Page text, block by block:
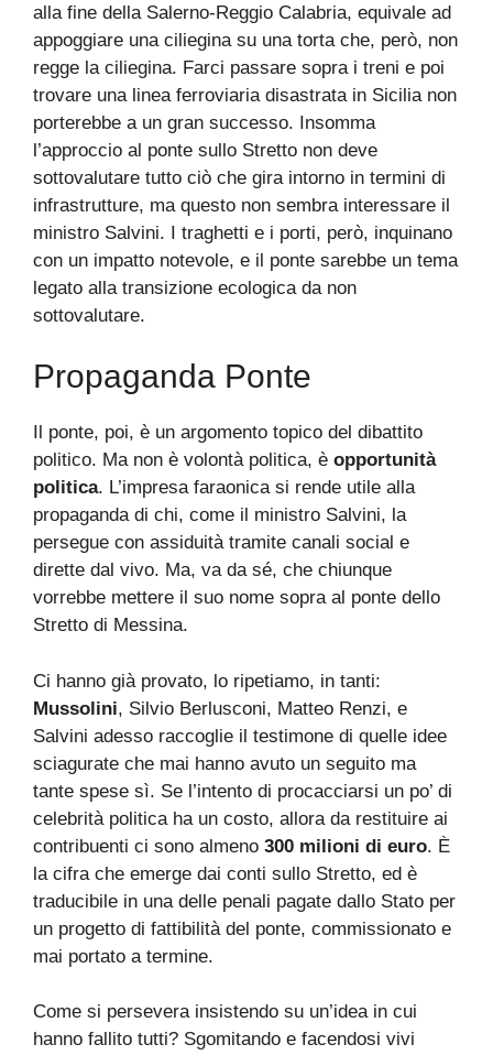
alla fine della Salerno-Reggio Calabria, equivale ad
appoggiare una ciliegina su una torta che, però, non
regge la ciliegina. Farci passare sopra i treni e poi
trovare una linea ferroviaria disastrata in Sicilia non
porterebbe a un gran successo. Insomma
l’approccio al ponte sullo Stretto non deve
sottovalutare tutto ciò che gira intorno in termini di
infrastrutture, ma questo non sembra interessare il
ministro Salvini. I traghetti e i porti, però, inquinano
con un impatto notevole, e il ponte sarebbe un tema
legato alla transizione ecologica da non
sottovalutare.
Propaganda Ponte
Il ponte, poi, è un argomento topico del dibattito
politico. Ma non è volontà politica, è opportunità
politica. L’impresa faraonica si rende utile alla
propaganda di chi, come il ministro Salvini, la
persegue con assiduità tramite canali social e
dirette dal vivo. Ma, va da sé, che chiunque
vorrebbe mettere il suo nome sopra al ponte dello
Stretto di Messina.
Ci hanno già provato, lo ripetiamo, in tanti:
Mussolini, Silvio Berlusconi, Matteo Renzi, e
Salvini adesso raccoglie il testimone di quelle idee
sciagurate che mai hanno avuto un seguito ma
tante spese sì. Se l’intento di procacciarsi un po’ di
celebrità politica ha un costo, allora da restituire ai
contribuenti ci sono almeno 300 milioni di euro. È
la cifra che emerge dai conti sullo Stretto, ed è
traducibile in una delle penali pagate dallo Stato per
un progetto di fattibilità del ponte, commissionato e
mai portato a termine.
Come si persevera insistendo su un’idea in cui
hanno fallito tutti? Sgomitando e facendosi vivi